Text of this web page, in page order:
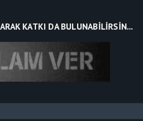
KATKI DA BULUNABİLİRSİN...